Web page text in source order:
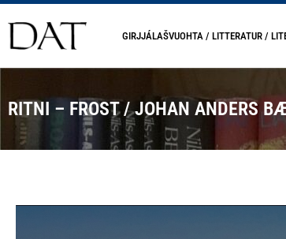
GIRJJÁLAŠVUOHTA / LITTERATUR /
RITNI – FROST / JOHAN ANDERS